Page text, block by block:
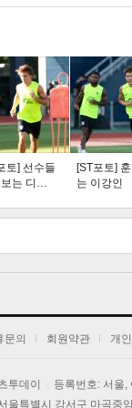
스포츠
토] 선수들
보는 디…
[ST포토]
는 이강인
문의 회원약관 개
투데이 등록번호: 서울,
울특별시 강서구 마곡중